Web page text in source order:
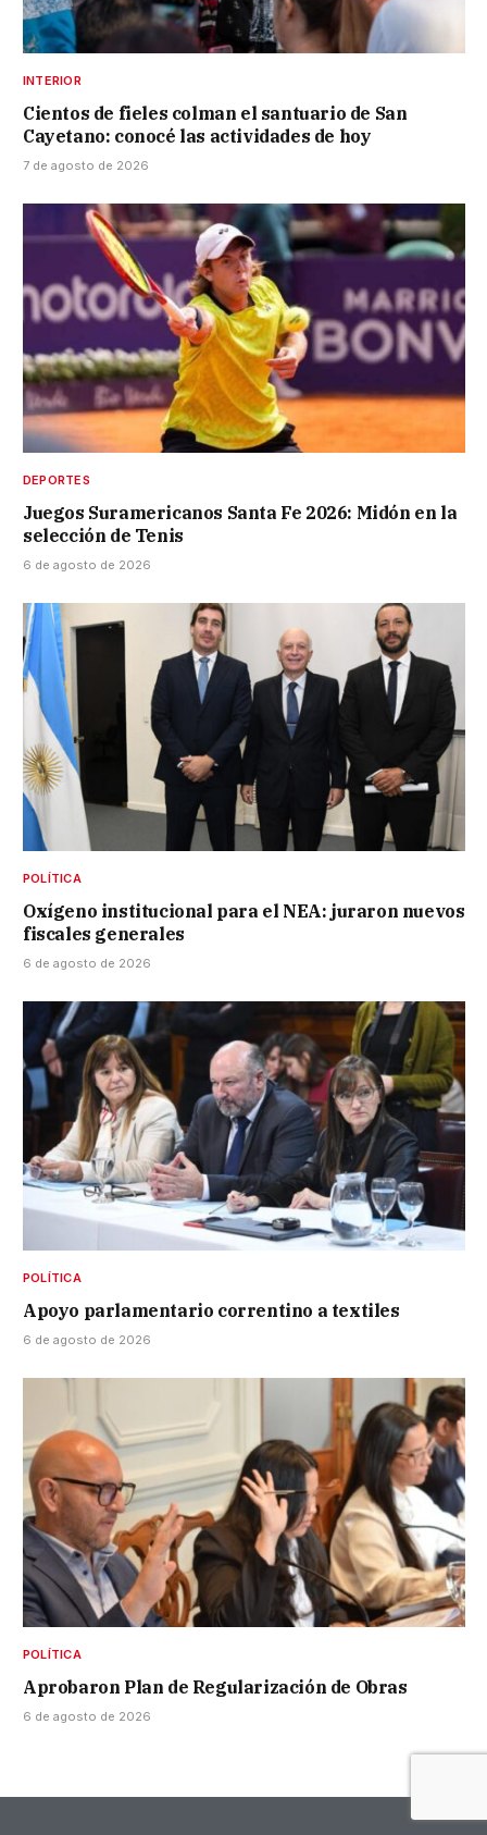
INTERIOR
Cientos de fieles colman el santuario de San
Cayetano: conocé las actividades de hoy
7 de agosto de 2026
DEPORTES
Juegos Suramericanos Santa Fe 2026: Midón en la
selección de Tenis
6 de agosto de 2026
POLÍTICA
Oxígeno institucional para el NEA: juraron nuevos
fiscales generales
6 de agosto de 2026
POLÍTICA
Apoyo parlamentario correntino a textiles
6 de agosto de 2026
POLÍTICA
Aprobaron Plan de Regularización de Obras
6 de agosto de 2026